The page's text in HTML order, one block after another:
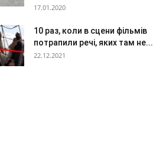
17.01.2020
10 раз, коли в сцени фільмів
потрапили речі, яких там не...
22.12.2021